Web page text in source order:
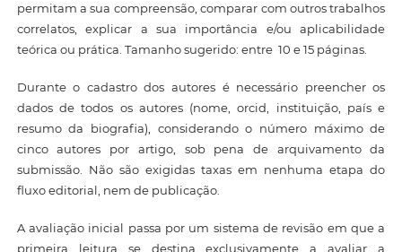
permitam a sua compreensão, comparar com outros trabalhos
correlatos, explicar a sua importância e/ou aplicabilidade
teórica ou prática. Tamanho sugerido: entre 10 e 15 páginas.
Durante o cadastro dos autores é necessário preencher os
dados de todos os autores (nome, orcid, instituição, país e
resumo da biografia), considerando o número máximo de
cinco autores por artigo, sob pena de arquivamento da
submissão. Não são exigidas taxas em nenhuma etapa do
fluxo editorial, nem de publicação.
A avaliação inicial passa por um sistema de revisão em que a
primeira leitura se destina exclusivamente a avaliar a